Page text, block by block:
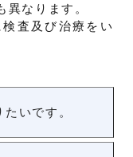
なります。
査及び治療をい
いです。